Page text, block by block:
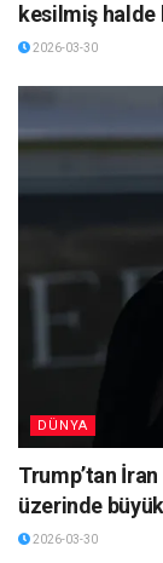
kesilmiş halde
2026-03-30
DÜNYA
Trump’tan
üzerinde
2026-03-30